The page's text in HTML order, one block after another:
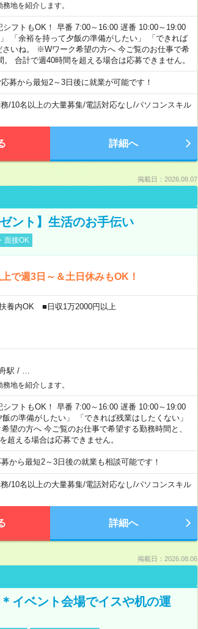
地を紹介します。
フトもOK！ 早番 7:00～16:00 遅番 10:00～19:00
「余裕を持って夕飯の準備がしたい」 「できれば
いね。 ※Wワーク希望の方へ 今ご覧のお仕事で希
合計で週40時間を超える場合は応募できません。
募から最短2～3日後に就業が可能です！
/10名以上の大量募集/電話対応なし/パソコンスキル
詳細へ
掲載日：2026.08.07
ント】生活のお手伝い
面接OK
で週3日～＆土日休みもOK！
養内OK ■日収1万2000円以上
駅 /
地を紹介します。
フトもOK！ 早番 7:00～16:00 遅番 10:00～19:00
の準備がしたい」 「できれば残業はしたくない」
望の方へ 今ご覧のお仕事で希望する勤務時間と、
超える場合は応募できません。
から最短2～3日後の就業も相談可能です！
/10名以上の大量募集/電話対応なし/パソコンスキル
詳細へ
掲載日：2026.08.06
イベント会場でイスや机の運